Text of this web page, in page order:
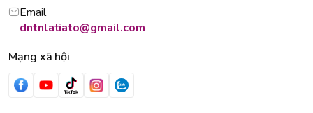
Email
dntnlatiato@gmail.com
Mạng xã hội